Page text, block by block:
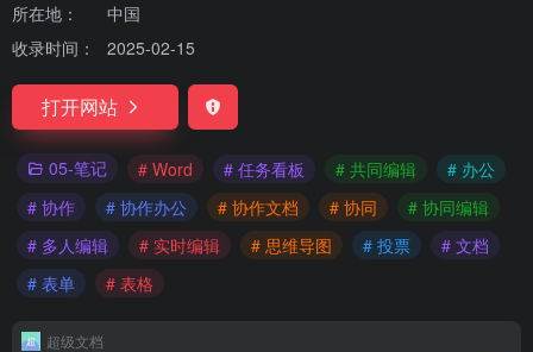
所在地：
中国
收录时间：
2025-02-15
打开网站
05-笔记 # Word # 任务看板 # 共同编辑
# 办公
# 协作
# 协作办公 # 协作文档 # 协同
# 协同编辑
# 多人编辑
# 实时编辑 # 思维导图 # 投票
# 文档
# 表单
# 表格
超级文档